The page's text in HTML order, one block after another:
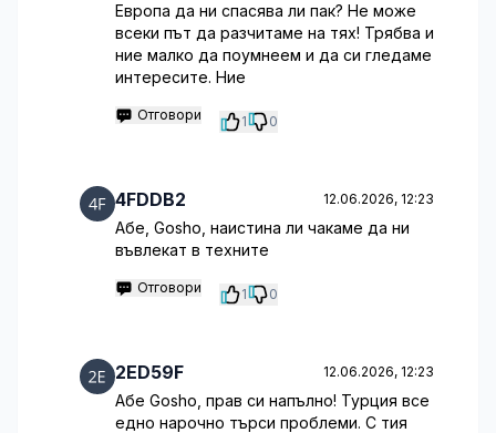
Европа да ни спасява ли пак? Не може
всеки път да разчитаме на тях! Трябва и
ние малко да поумнеем и да си гледаме
интересите. Ние
Отговори 1 0
4FDDB2 12.06.2026, 12:23
Абе, Gosho, наистина ли чакаме да ни
въвлекат в техните
Отговори 1 0
2ED59F 12.06.2026, 12:23
Абе Goshо, прав си напълно! Турция все
едно нарочно търси проблеми. С тия